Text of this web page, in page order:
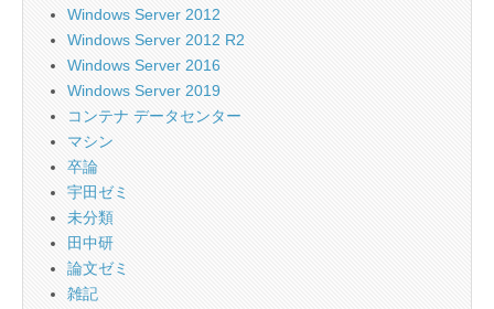
Windows Server 2012
Windows Server 2012 R2
Windows Server 2016
Windows Server 2019
コンテナ データセンター
マシン
卒論
宇田ゼミ
未分類
田中研
論文ゼミ
雑記